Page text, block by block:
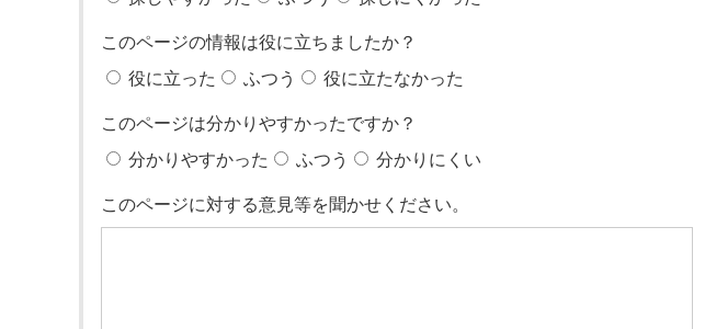
このページの情報は役に立ちましたか？
役に立った
ふつう 役に立たなかった
このページは分かりやすかったですか？
分かりやすかった
ふつう 分かりにくい
このページに対する意見等を聞かせください。